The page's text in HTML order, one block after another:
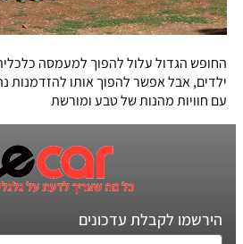
החופש הגדול עלול להפוך למעמסה
ילדים, אבל אפשר להפוך אותו להזדמנות
עם חוויות מהנות של טבע ומורשת
הירשמו לקבלת עדכונים